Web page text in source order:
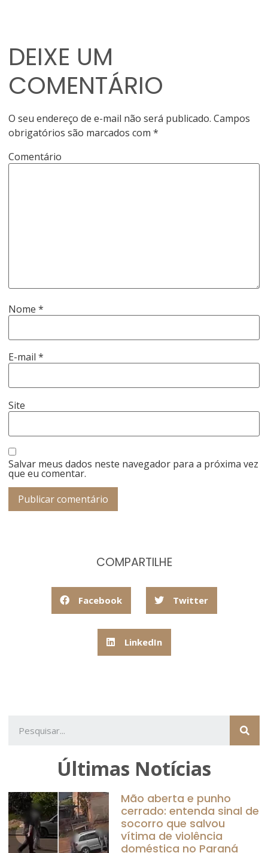
DEIXE UM
COMENTÁRIO
O seu endereço de e-mail não será publicado. Campos
obrigatórios são marcados com*
Comentário
Nome*
E-mail*
Site
Salvar meus dados neste navegador para a próxima vez
que eu comentar.
COMPARTILHE
Facebook Twitter
LinkedIn
Últimas Notícias
Mão aberta e punho
cerrado: entenda sinal de
socorro que salvou
vítima de violência
doméstica no Paraná